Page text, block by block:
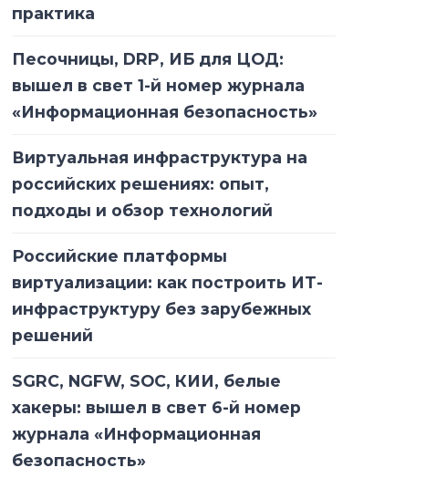
практика
Песочницы, DRP, ИБ для ЦОД:
вышел в свет 1-й номер журнала
«Информационная безопасность»
Виртуальная инфраструктура на
российских решениях: опыт,
подходы и обзор технологий
Российские платформы
виртуализации: как построить ИТ-
инфраструктуру без зарубежных
решений
SGRC, NGFW, SOC, КИИ, белые
хакеры: вышел в свет 6-й номер
журнала «Информационная
безопасность»